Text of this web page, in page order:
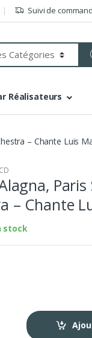
Suivi de
Réalisateurs
– Chante Luis
– Chante
stock